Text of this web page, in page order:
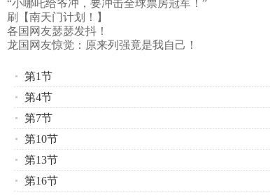
“小哪吒给爷冲，要冲击全球票房冠军！”
刷【南天门计划！】
各国网友瑟瑟发抖！
龙国网友惊觉：原来列强竟是我自己！
第1节
第4节
第7节
第10节
第13节
第16节